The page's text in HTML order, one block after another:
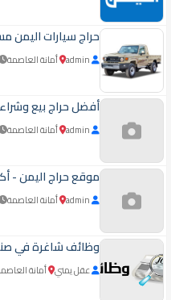
حراج سيارات اليمن
admin أمانة العاصمة
أفضل حراج بيع
admin أمانة العاصمة
موقع حراج اليمن -
admin أمانة العاصمة
وظائف شاغرة في صنعاء 2026 | فرص عمل في
عقل يمني أمانة